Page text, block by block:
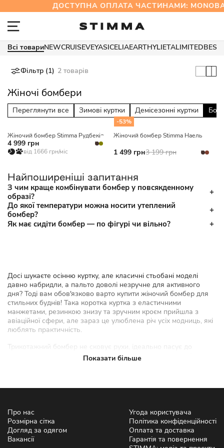
ДОСТУПНА ОПЛАТА ЧАСТИНАМИ:
Всі товариNEWCRUISEVEYASICELIAEARTHYLIETALIMITED
Фільтр (1) 2 товарів
Жіночі бомбери
Переглянути все Зимові куртки Демісезонні куртки
Жіночий бомбер Stimma Рудбекія
4 999 грн
від 1666 грн/міс
-53%
Жіночий бомбер Stimma Наель
1 499 грн3 199 грн
Найпоширеніші запитання
З чим краще комбінувати бомбер у повсякденному
образі?
До якої температури можна носити утеплений
бомбер?
Як має сидіти бомбер — по фігурі чи вільно?
Досі шукаєте осінню куртку, але класичні стьобані моделі
давно набридли, а пальто доволі незручне для активного
дня? Тоді вам обов'язково варто купити жіночий бомбер для
стильних буднів! Така коротка куртка з еластичними
манжетами, резинкою знизу та зручним кроєм прийшла з
авіаційної сфери, але зараз це улюблена річ усіх модниць, які
люблять практичність.
Трикотажний бомбер не сковує рухи, ідеально пасує до
джинсів чи суконь, і виглядає круто в будь-якій ситуації — від
Який бомбер обрати: стиль,
тканина, сезон
У каталозі STIMMA є бомбери на будь-який настрій і погоду —
Показати більше
Про нас
Розмірна сітка
Догляд за одягом
Вакансії
Угода користувача
Політика конфіденційності
Оплата та доставка
Гарантія та повернення